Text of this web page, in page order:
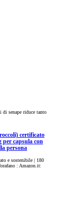
di senape riduce tanto
certificato
per capsula con
persona
e sostenibile | 180
: Amazon.it: